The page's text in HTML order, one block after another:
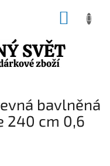
bavlněná
240 cm 0,6